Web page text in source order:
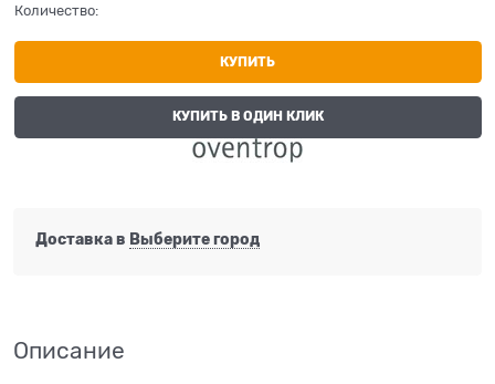
Количество:
КУПИТЬ
КУПИТЬ В ОДИН КЛИК
Доставка в Выберите город
Описание